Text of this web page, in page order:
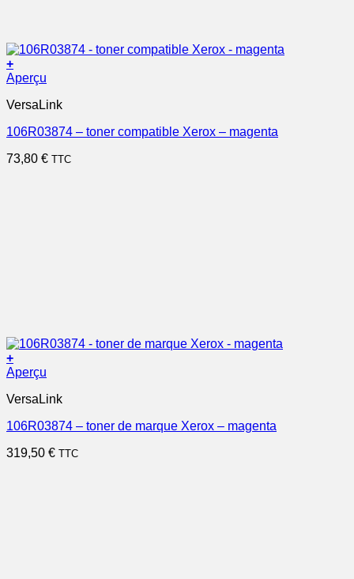
+
Aperçu
VersaLink
106R03874 – toner compatible Xerox – magenta
73,80 € TTC
+
Aperçu
VersaLink
106R03874 – toner de marque Xerox – magenta
319,50 € TTC